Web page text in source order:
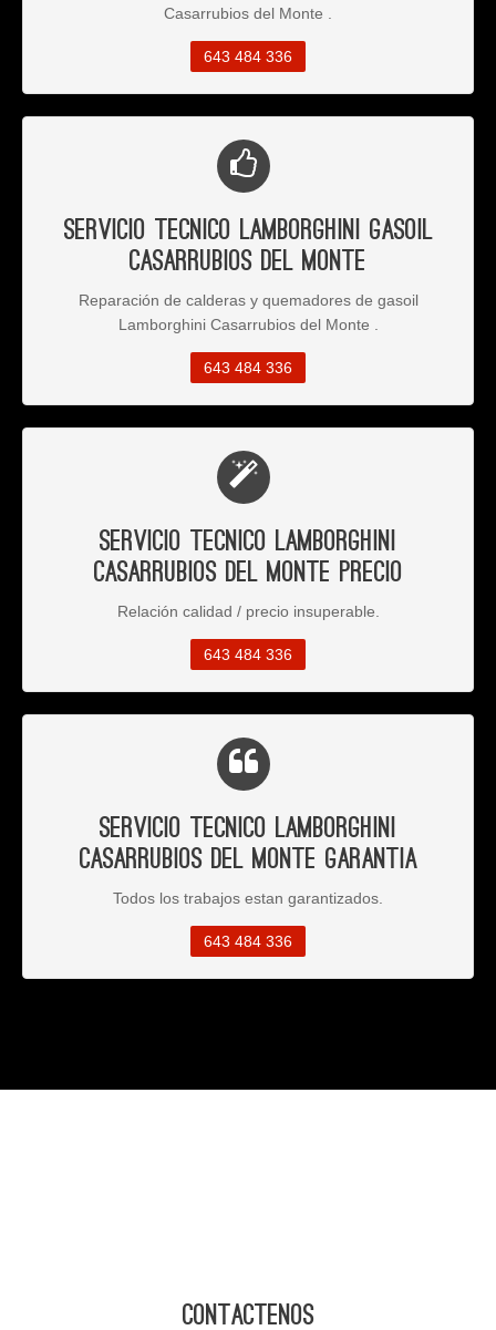
Casarrubios del Monte .
643 484 336
Servicio Tecnico Lamborghini Gasoil
Casarrubios del Monte
Reparación de calderas y quemadores de gasoil
Lamborghini Casarrubios del Monte .
643 484 336
Servicio Tecnico Lamborghini
Casarrubios del Monte Precio
Relación calidad / precio insuperable.
643 484 336
Servicio Tecnico Lamborghini
Casarrubios del Monte Garantia
Todos los trabajos estan garantizados.
643 484 336
CONTACTENOS